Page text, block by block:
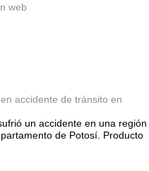
web
accidente de tránsito en
un accidente en una región
de Potosí. Producto